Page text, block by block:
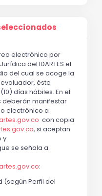
electrónico por
del IDARTES el
del cual se acoge la
éste
días hábiles. En el
deberán manifestar
electrónico a
con copia
, si aceptan
y
se señala a
:
Perfil del